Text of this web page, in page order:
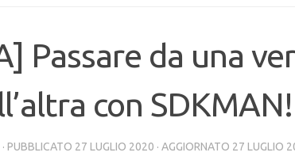
Passare da una
con SDKMAN!
· PUBBLICATO 27 LUGLIO 2020 · AGGIORNATO 27 LUGLIO